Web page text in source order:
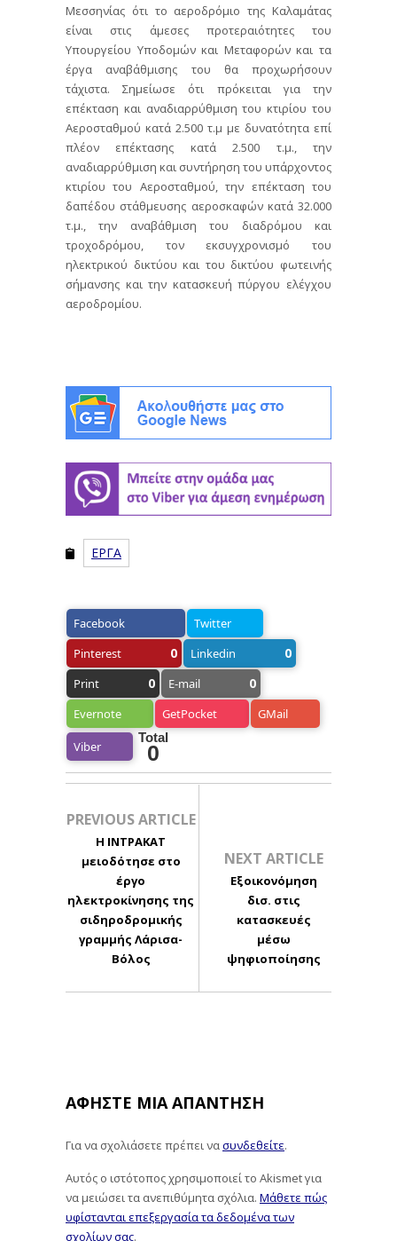
Μεσσηνίας ότι το αεροδρόμιο της Καλαμάτας
είναι στις άμεσες προτεραιότητες του
Υπουργείου Υποδομών και Μεταφορών και τα
έργα αναβάθμισης του θα προχωρήσουν
τάχιστα. Σημείωσε ότι πρόκειται για την
επέκταση και αναδιαρρύθμιση του κτιρίου του
Αεροσταθμού κατά 2.500 τ.μ με δυνατότητα επί
πλέον επέκτασης κατά 2.500 τ.μ., την
αναδιαρρύθμιση και συντήρηση του υπάρχοντος
κτιρίου του Αεροσταθμού, την επέκταση του
δαπέδου στάθμευσης αεροσκαφών κατά 32.000
τ.μ., την αναβάθμιση του διαδρόμου και
τροχοδρόμου, τον εκσυγχρονισμό του
ηλεκτρικού δικτύου και του δικτύου φωτεινής
σήμανσης και την κατασκευή πύργου ελέγχου
αεροδρομίου.
ΕΡΓΑ
Facebook
Twitter
Pinterest
0 Linkedin 0
Print 0 E-mail 0
Evernote GetPocket GMail
Viber
Total
0
PREVIOUS ARTICLE
Η ΙΝΤΡΑΚΑΤ
μειοδότησε στο
έργο
ηλεκτροκίνησης της
σιδηροδρομικής
γραμμής Λάρισα-
Βόλος
NEXT ARTICLE
Εξοικονόμηση
δισ. στις
κατασκευές
μέσω
ψηφιοποίησης
ΑΦΉΣΤΕ ΜΙΑ ΑΠΆΝΤΗΣΗ
Για να σχολιάσετε πρέπει νασυνδεθείτε.
Αυτός ο ιστότοπος χρησιμοποιεί το Akismet για
να μειώσει τα ανεπιθύμητα σχόλια. Μάθετε πώς
υφίστανται επεξεργασία τα δεδομένα των
σχολίων σας.